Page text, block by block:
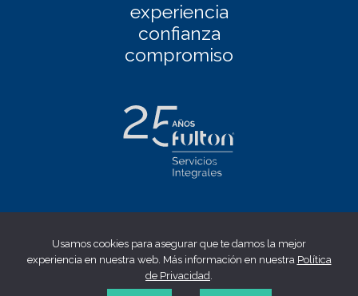
experiencia
confianza
compromiso
Aviso Legal
Política de privacidad Política de cookies
Canal ético
© 2023 fulton | Made by
Usamos cookies para asegurar que te damos la mejor
experiencia en nuestra web. Más información en nuestra Política
de Privacidad.